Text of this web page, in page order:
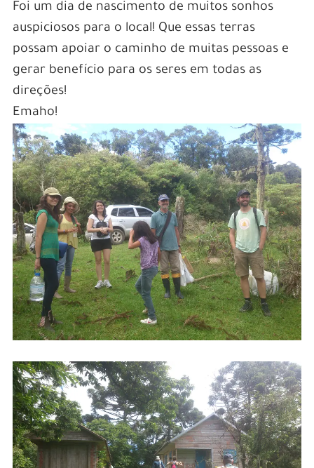
Foi um dia de nascimento de muitos sonhos
auspiciosos para o local! Que essas terras
possam apoiar o caminho de muitas pessoas e
gerar benefício para os seres em todas as
direções!
Emaho!